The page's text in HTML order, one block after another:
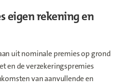
eigen rekening en
uit nominale premies op grond
en de verzekeringspremies
van aanvullende en